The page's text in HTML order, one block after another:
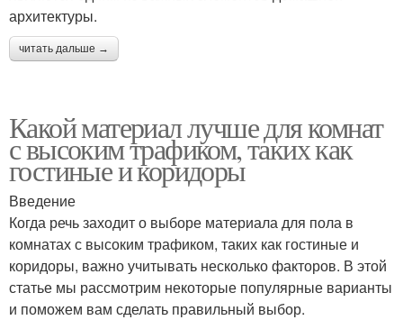
архитектуры.
читать дальше →
Какой материал лучше для комнат
с высоким трафиком, таких как
гостиные и коридоры
Введение
Когда речь заходит о выборе материала для пола в
комнатах с высоким трафиком, таких как гостиные и
коридоры, важно учитывать несколько факторов. В этой
статье мы рассмотрим некоторые популярные варианты
и поможем вам сделать правильный выбор.